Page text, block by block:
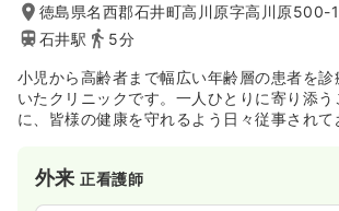
徳島県名西郡石井町高川原字高川原500-1
石井駅
5分
小児から高齢者まで幅広い年齢層の患者を
いたクリニックです。一人ひとりに寄り添う
に、皆様の健康を守れるよう日々従事されて
外来正看護師